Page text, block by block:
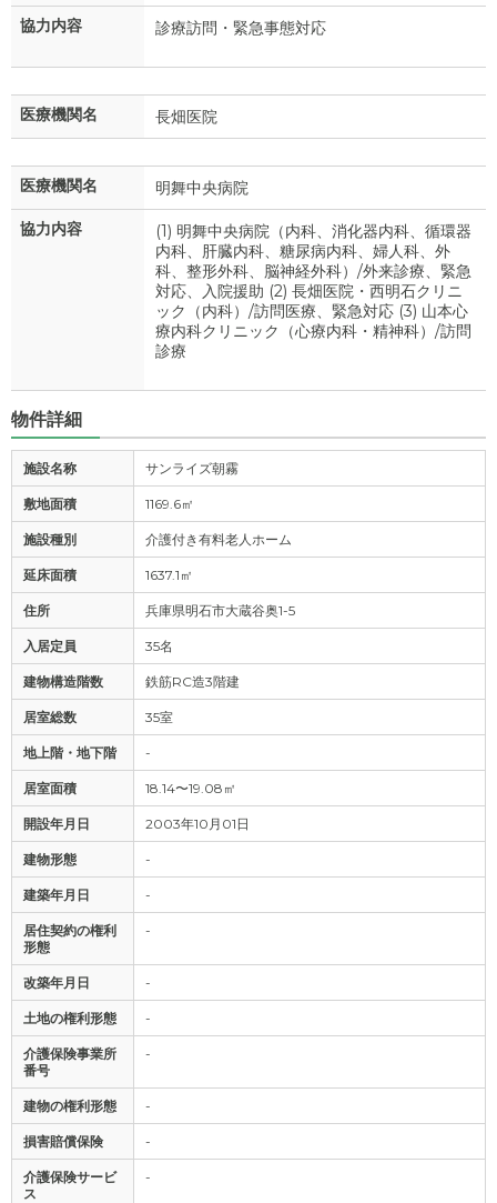
協力内容 診療訪問・緊急事態対応
医療機関名 長畑医院
医療機関名 明舞中央病院
協力内容
(1) 明舞中央病院（内科、消化器内科、循環器
内科、肝臓内科、糖尿病内科、婦人科、外
科、整形外科、脳神経外科）/外来診療、緊急
対応、入院援助 (2) 長畑医院・西明石クリニ
ック（内科）/訪問医療、緊急対応 (3) 山本心
療内科クリニック（心療内科・精神科）/訪問
診療
物件詳細
施設名称 サンライズ朝霧
敷地面積 1169.6㎡
施設種別 介護付き有料老人ホーム
延床面積 1637.1㎡
住所 兵庫県明石市大蔵谷奥1-5
入居定員 35名
建物構造階数 鉄筋RC造3階建
居室総数 35室
地上階・地下階 -
居室面積 18.14〜19.08㎡
開設年月日 2003年10月01日
建物形態 -
建築年月日 -
居住契約の権利
形態
-
改築年月日 -
土地の権利形態 -
介護保険事業所
番号
-
建物の権利形態 -
損害賠償保険 -
介護保険サービ
ス
-